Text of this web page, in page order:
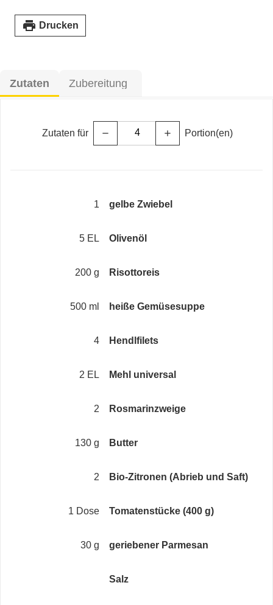
print Drucken
Zutaten Zubereitung
Zutaten für remove add Portion(en)
1 gelbe Zwiebel
5 EL Olivenöl
200 g Risottoreis
500 ml heiße Gemüsesuppe
4 Hendlfilets
2 EL Mehl universal
2 Rosmarinzweige
130 g Butter
2 Bio-Zitronen (Abrieb und Saft)
1 Dose Tomatenstücke (400 g)
30 g geriebener Parmesan
Salz